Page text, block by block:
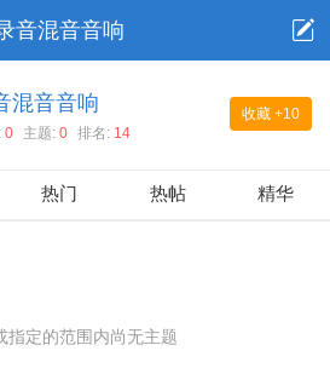
音混音音响
收藏 +10
混音音响
0 主题: 0 排名: 14
热门 热帖 精华
指定的范围内尚无主题